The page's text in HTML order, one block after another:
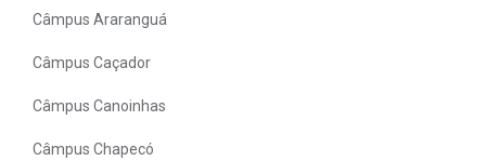
Câmpus Araranguá
Câmpus Caçador
Câmpus Canoinhas
Câmpus Chapecó